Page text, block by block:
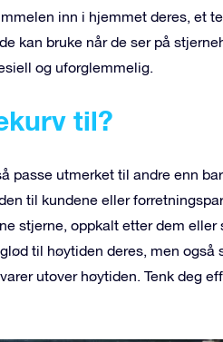
inn i hjemmet deres, et
kan bruke når de ser på
og uforglemmelig.
til?
passe utmerket til andre enn
til kundene eller
stjerne, oppkalt etter dem eller
til høytiden deres, men også
utover høytiden. Tenk deg